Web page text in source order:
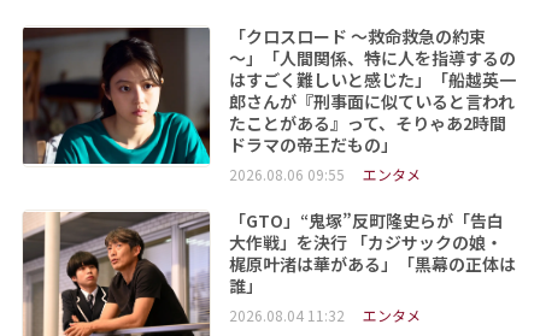
「クロスロード ～救命救急の約束
～」「人間関係、特に人を指導するの
はすごく難しいと感じた」「船越英一
郎さんが『刑事面に似ていると言われ
たことがある』って、そりゃあ2時間
ドラマの帝王だもの」
2026.08.06 09:55 エンタメ
「GTO」“鬼塚”反町隆史らが「告白
大作戦」を決行 「カジサックの娘・
梶原叶渚は華がある」「黒幕の正体は
誰」
2026.08.04 11:32 エンタメ